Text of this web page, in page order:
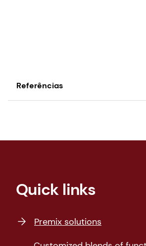
Referências
19/10/2024), https://
Quick links
Premix solutions